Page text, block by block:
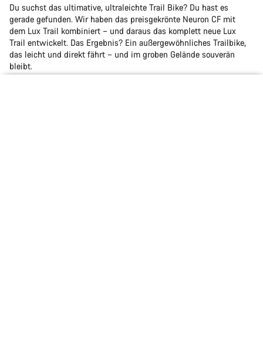
Du suchst das ultimative, ultraleichte Trail Bike? Du hast es
gerade gefunden. Wir haben das preisgekrönte Neuron CF mit
dem Lux Trail kombiniert – und daraus das komplett neue Lux
Trail entwickelt. Das Ergebnis? Ein außergewöhnliches Trailbike,
das leicht und direkt fährt – und im groben Gelände souverän
bleibt.